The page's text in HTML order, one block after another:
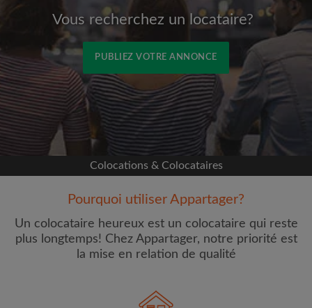
Vous recherchez un locataire?
PUBLIEZ VOTRE ANNONCE
Inscrivez-vous avec Facebook
Nous ne publierons jamais sur votre page sans
votre accord
Loyer max par mois (€)
Colocations & Colocataires
Pourquoi utiliser Appartager?
Un colocataire heureux est un colocataire qui reste
plus longtemps! Chez Appartager, notre priorité est
la mise en relation de qualité